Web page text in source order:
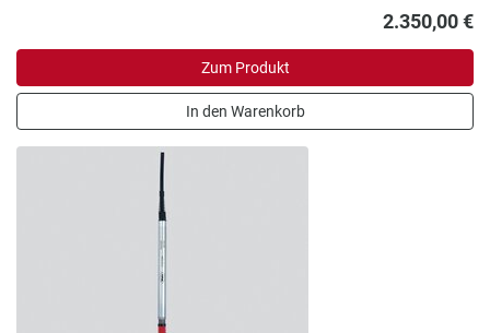
2.350,00 €
Zum Produkt
In den Warenkorb